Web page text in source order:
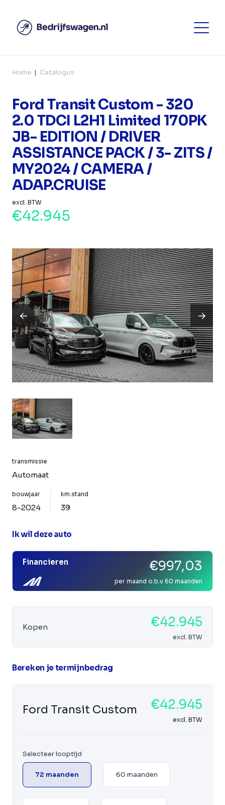
Home Catalogus
Ford Transit Custom - 320
2.0 TDCI L2H1 Limited 170PK
JB- EDITION / DRIVER
ASSISTANCE PACK / 3- ZITS /
MY2024 / CAMERA /
ADAP.CRUISE
excl. BTW
€42.945
transmissie
Automaat
bouwjaar
8-2024
km.stand
39
Ik wil deze auto
Financieren €997,03
per maand o.b.v 60 maanden
Kopen €42.945
excl. BTW
Bereken je termijnbedrag
Ford Transit Custom €42.945
excl. BTW
Selecteer looptijd
72 maanden 60 maanden